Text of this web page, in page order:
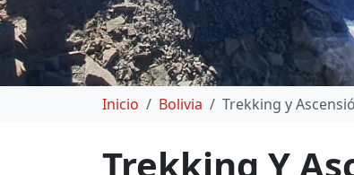
Inicio Bolivia Trekking y
Trekking Y